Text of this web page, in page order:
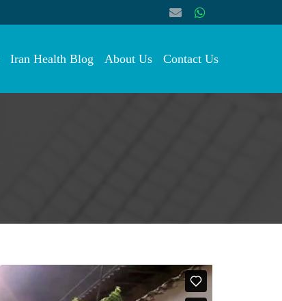
Iran Health Blog About Us Contact Us